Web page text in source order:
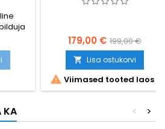
179,00 € 199,00 €
 Lisa ostukorvi
 Viimased tooted laos
KA >
<